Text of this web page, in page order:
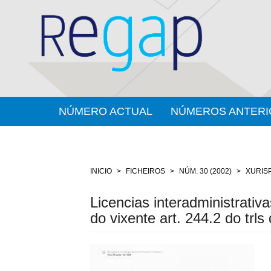
principal
NÚMERO ACTUAL NÚMEROS
INICIO FICHEIROS NÚM. 30 (2002)
Licencias
do vixente art. 244.2 do trls
Barra